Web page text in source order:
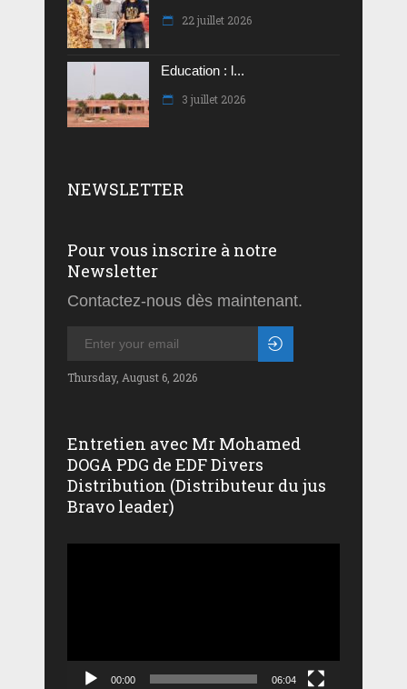
22 juillet 2026
Education : l...
3 juillet 2026
NEWSLETTER
Pour vous inscrire à notre
Newsletter
Contactez-nous dès maintenant.
Thursday, August 6, 2026
Entretien avec Mr Mohamed
DOGA PDG de EDF Divers
Distribution (Distributeur du jus
Bravo leader)
00:00 06:04